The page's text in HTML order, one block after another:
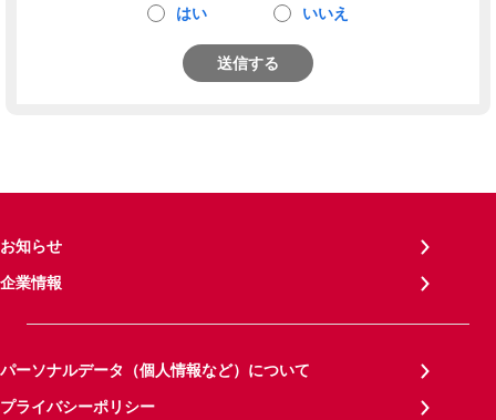
はい いいえ
送信する
お知らせ
企業情報
パーソナルデータ（個人情報など）について
プライバシーポリシー